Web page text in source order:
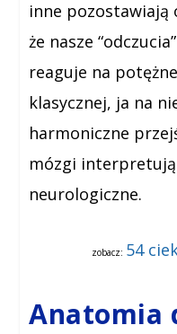
inne pozostawiają
że nasze
reaguje na
klasycznej, ja na
harmoniczne
mózgi
neurologiczne.
zobacz: 54
Anatomia